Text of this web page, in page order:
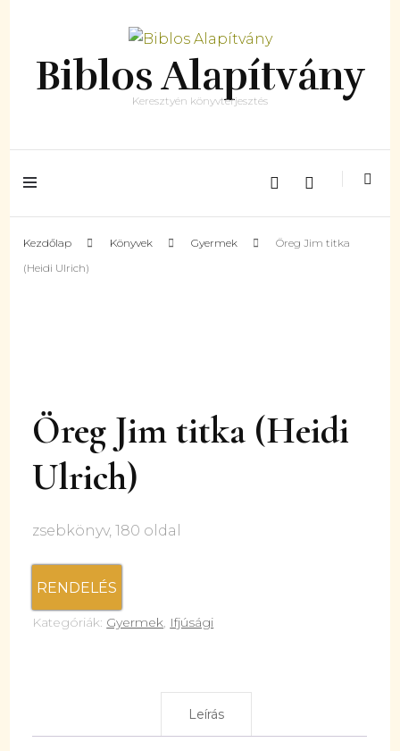
Biblos Alapítvány
Keresztyén könyvterjesztés
Kezdőlap Könyvek Gyermek
Öreg Jim titka
(Heidi Ulrich)
Öreg Jim titka (Heidi
Ulrich)
zsebkönyv, 180 oldal
RENDELÉS
Kategóriák: Gyermek, Ifjúsági
Leírás